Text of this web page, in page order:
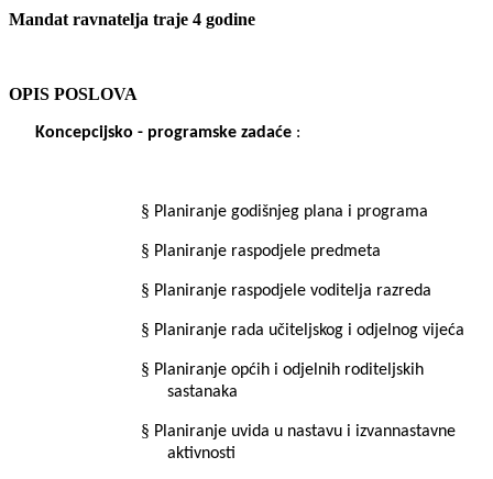
Mandat ravnatelja traje 4 godine
OPIS POSLOVA
Koncepcijsko - programske zadaće :
§ Planiranje godišnjeg plana i programa
§ Planiranje raspodjele predmeta
§ Planiranje raspodjele voditelja razreda
§ Planiranje rada učiteljskog i odjelnog vijeća
§ Planiranje općih i odjelnih roditeljskih
sastanaka
§ Planiranje uvida u nastavu i izvannastavne
aktivnosti